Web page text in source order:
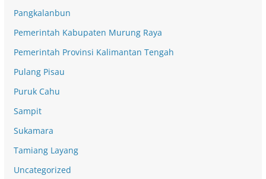
Pangkalanbun
Pemerintah Kabupaten Murung Raya
Pemerintah Provinsi Kalimantan Tengah
Pulang Pisau
Puruk Cahu
Sampit
Sukamara
Tamiang Layang
Uncategorized